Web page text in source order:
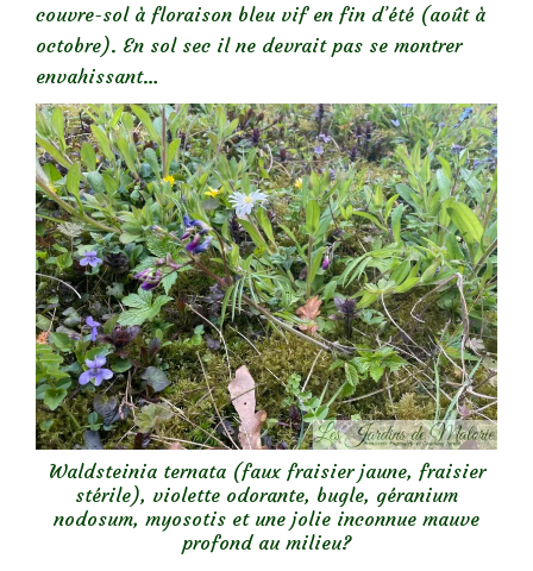
couvre-sol à floraison bleu vif en fin d’été (août à
octobre). En sol sec il ne devrait pas se montrer
envahissant…
Waldsteinia ternata (faux fraisier jaune, fraisier
stérile), violette odorante, bugle, géranium
nodosum, myosotis et une jolie inconnue mauve
profond au milieu?